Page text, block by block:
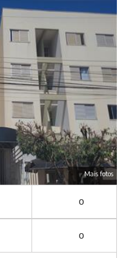
Mais fotos
0
0